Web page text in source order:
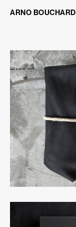
ARNO BOUCHARD